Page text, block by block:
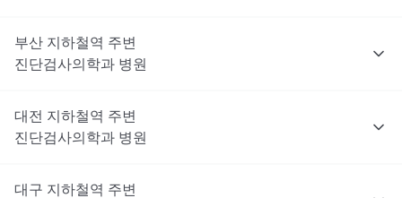
부산 지하철역 주변
진단검사의학과 병원
대전 지하철역 주변
진단검사의학과 병원
대구 지하철역 주변